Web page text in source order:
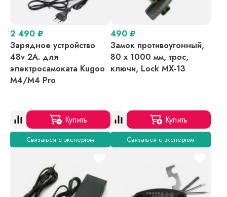
2 490 ₽
Зарядное устройство
48v 2A. для
электросамоката Kugoo
M4/M4 Pro
Купить
Связаться с экспертом
490 ₽
Замок противоугонный,
80 х 1000 мм, трос,
ключи, Lock MX-13
Купить
Связаться с экспертом